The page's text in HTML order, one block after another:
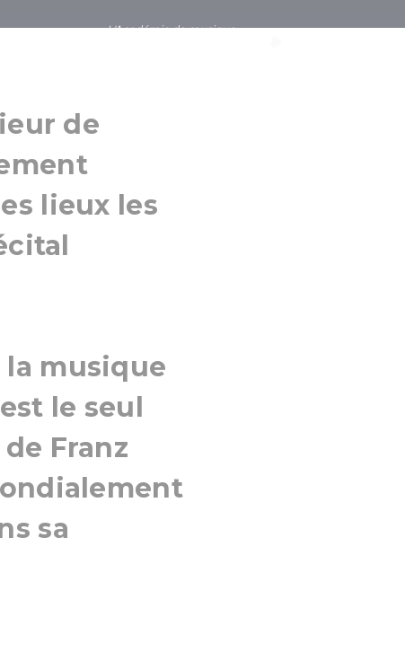
L'Académie de musique
de
lieux les
musique
le seul
Franz
sa